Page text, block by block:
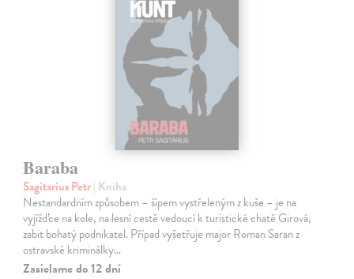
Baraba
Sagitarius Petr| Kniha
Nestandardním způsobem – šípem vystřeleným z kuše – je na
vyjížďce na kole, na lesní cestě vedoucí k turistické chatě Girová,
zabit bohatý podnikatel. Případ vyšetřuje major Roman Saran z
ostravské kriminálky…
Zasielame do 12 dní